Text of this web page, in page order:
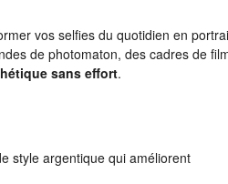
vos selfies du quotidien en
de photomaton, des cadres de
sans effort.
style argentique qui améliorent